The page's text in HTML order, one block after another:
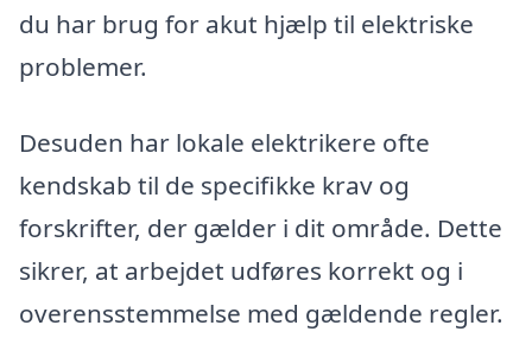
du har brug for akut hjælp til elektriske
problemer.
Desuden har lokale elektrikere ofte
kendskab til de specifikke krav og
forskrifter, der gælder i dit område. Dette
sikrer, at arbejdet udføres korrekt og i
overensstemmelse med gældende regler.